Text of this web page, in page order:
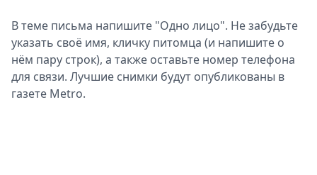
Скачай
Metro
В теме письма напишите "Одно лицо". Не забудьте
указать своё имя, кличку питомца (и напишите о
нём пару строк), а также оставьте номер телефона
для связи. Лучшие снимки будут опубликованы в
газете Metro.